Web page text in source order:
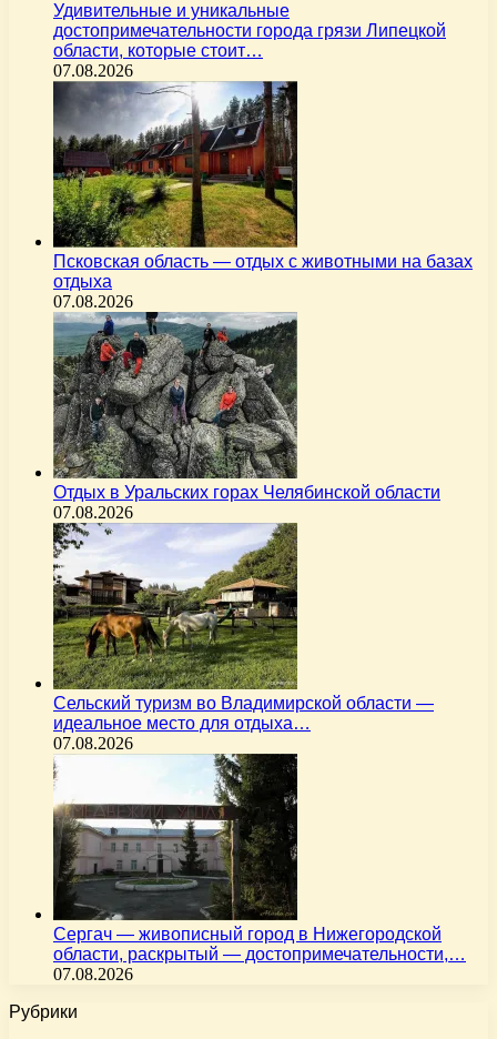
Удивительные и уникальные
достопримечательности города грязи Липецкой
области, которые стоит…
07.08.2026
Псковская область — отдых с животными на базах
отдыха
07.08.2026
Отдых в Уральских горах Челябинской области
07.08.2026
Сельский туризм во Владимирской области —
идеальное место для отдыха…
07.08.2026
Сергач — живописный город в Нижегородской
области, раскрытый — достопримечательности,…
07.08.2026
Рубрики